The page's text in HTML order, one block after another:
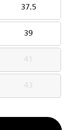
37.5
37.5
39
39
41
41
43
43
الكمية